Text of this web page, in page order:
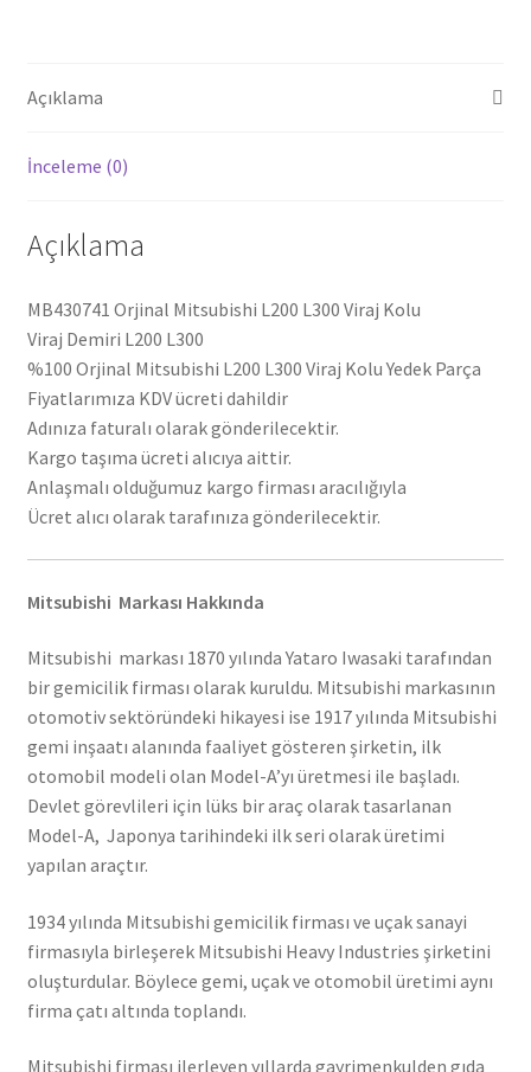
Açıklama
İnceleme (0)
Açıklama
MB430741 Orjinal Mitsubishi L200 L300 Viraj Kolu
Viraj Demiri L200 L300
%100 Orjinal Mitsubishi L200 L300 Viraj Kolu Yedek Parça
Fiyatlarımıza KDV ücreti dahildir
Adınıza faturalı olarak gönderilecektir.
Kargo taşıma ücreti alıcıya aittir.
Anlaşmalı olduğumuz kargo firması aracılığıyla
Ücret alıcı olarak tarafınıza gönderilecektir.
Mitsubishi Markası Hakkında
Mitsubishi markası 1870 yılında Yataro Iwasaki tarafından
bir gemicilik firması olarak kuruldu. Mitsubishi markasının
otomotiv sektöründeki hikayesi ise 1917 yılında Mitsubishi
gemi inşaatı alanında faaliyet gösteren şirketin, ilk
otomobil modeli olan Model-A’yı üretmesi ile başladı.
Devlet görevlileri için lüks bir araç olarak tasarlanan
Model-A, Japonya tarihindeki ilk seri olarak üretimi
yapılan araçtır.
1934 yılında Mitsubishi gemicilik firması ve uçak sanayi
firmasıyla birleşerek Mitsubishi Heavy Industries şirketini
oluşturdular. Böylece gemi, uçak ve otomobil üretimi aynı
firma çatı altında toplandı.
Mitsubishi firması ilerleyen yıllarda gayrimenkulden gıda